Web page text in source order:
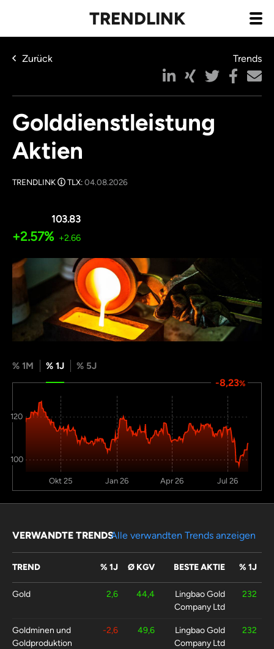
TRENDLINK
Zurück Trends
Golddienstleistung
Aktien
TRENDLINK TLX:04.08.2026
103.83
+2.57% +2.66
% 1M % 1J % 5J
-8,23%
100
120
Okt 25 Jan 26 Apr 26 Jul 26
VERWANDTE TRENDS
TREND % 1J Ø KGV BESTE AKTIE % 1J
Gold 2,6 44,4
Lingbao Gold
Company Ltd
232
Goldminen und
Goldproduktion
-2,6 49,6
Lingbao Gold
Company Ltd
232
Alle verwandten Trends anzeigen